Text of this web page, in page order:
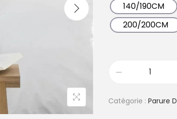
140/190CM
200/200CM
Catégorie : Parure